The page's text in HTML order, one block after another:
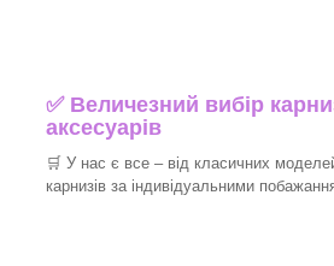
✅ Величезний вибір
аксесуарів
🛒 У нас є все – від класичних
карнизів за індивідуальними